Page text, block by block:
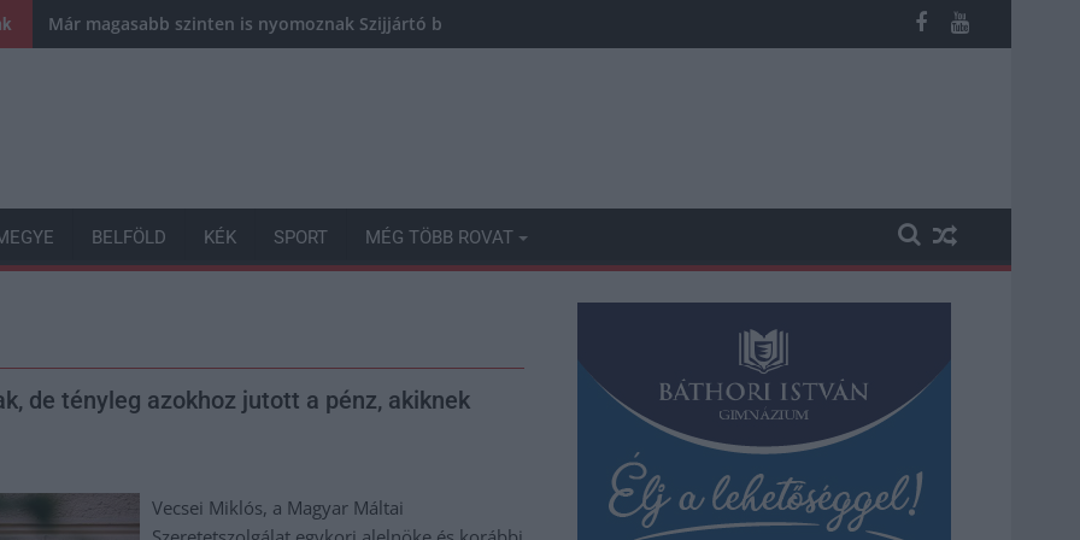
Már magasabb szinten is nyomoznak Szijjártó büntetőügyében, vesztegetés miatt 3 év letöltendőt kaphat és ez csak az
BELFÖLD KÉK SPORT MÉG TÖBB ROVAT
de tényleg azokhoz jutott a pénz, akiknek
Vecsei Miklós, a Magyar Máltai